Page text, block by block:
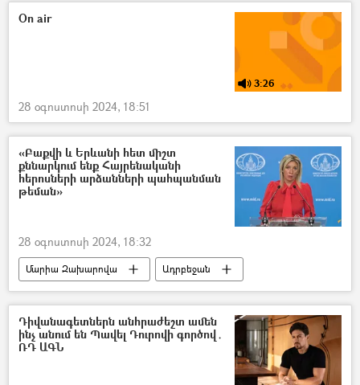
On air
3:26
28 օգոստոսի 2024, 18:51
«Բաքվի և Երևանի հետ միշտ
քննարկում ենք Հայրենականի
հերոսների արձանների պահպանման
թեման»
28 օգոստոսի 2024, 18:32
Մարիա Զախարովա
Ադրբեջան
Հայաստան
Հայրենական մեծ պատերազմ
Հուշարձան
Դիվանագետներն անհրաժեշտ ամեն
ինչ անում են Պավել Դուրովի գործով․
ՌԴ ԱԳՆ